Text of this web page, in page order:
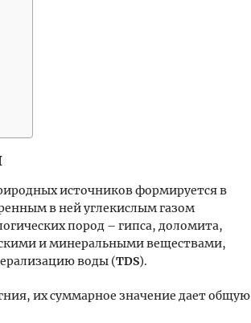
источников формируется в
в ней углекислым газом
пород – гипса, доломита,
и минеральными веществами,
воды (TDS).
их суммарное значение дает общую